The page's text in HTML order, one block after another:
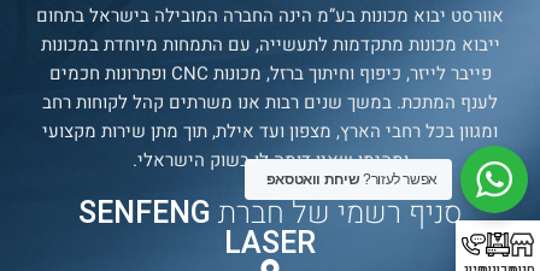
אוורסט יבוא מכונות בע”מ הינה החברה המובילה בישראל בתחום
ייבוא מכונות מתקדמות לתעשייה, עם התמחות מיוחדת במכונות
פייבר לייזר, כיפוף וחיתוך ברזל, מכונות CNC ופתרונות חכמים
לענף המתכת. במשך שנים רבות אנו משרתים קהל לקוחות רחב
ומגוון בכל רחבי הארץ, מצפון ועד אילת, תוך מתן שירות מקצועי
ומהימן שאין דומה לו בשוק הישראלי.
סניף רשמי של חברתSENFENG
LASER
אפשר לעזור?שיחת וואטסאפ